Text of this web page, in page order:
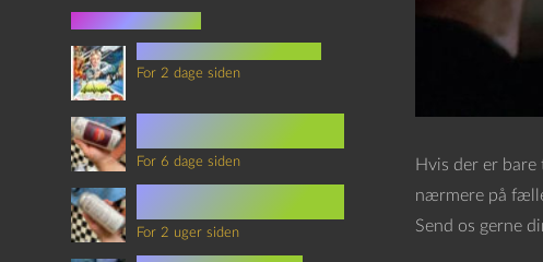
Hvis der er bare
nærmere på
Send os gerne
For 2 dage siden
For 6 dage siden
For 2 uger siden